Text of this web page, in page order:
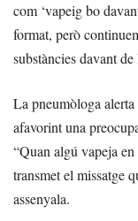
com ‘vapeig bo
format, però
substàncies davant
La pneumòloga alerta
afavorint una
“Quan algú vapeja
transmet el missatge
assenyala.